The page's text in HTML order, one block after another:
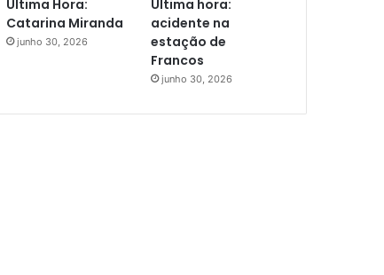
Última Hora:
Catarina Miranda
junho 30, 2026
Última hora:
acidente na
estação de
Francos
junho 30, 2026